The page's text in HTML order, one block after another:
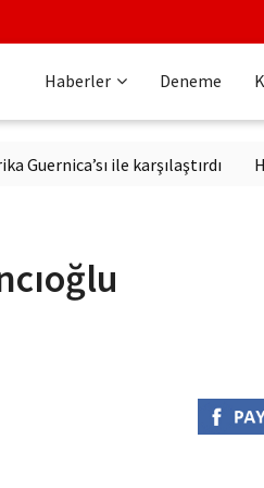
Haberler Deneme
ile karşılaştırdı